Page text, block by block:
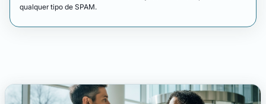
qualquer tipo de SPAM.